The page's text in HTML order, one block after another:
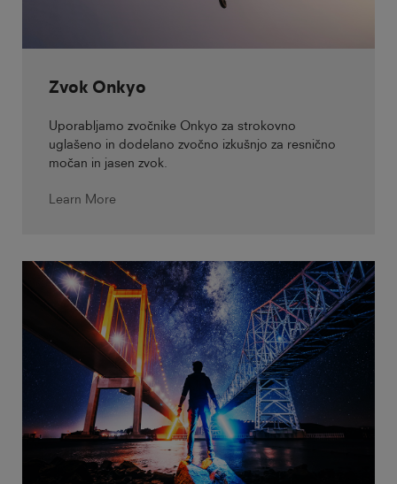
Zvok Onkyo
Uporabljamo zvočnike Onkyo za strokovno
uglašeno in dodelano zvočno izkušnjo za resnično
močan in jasen zvok.
Learn More